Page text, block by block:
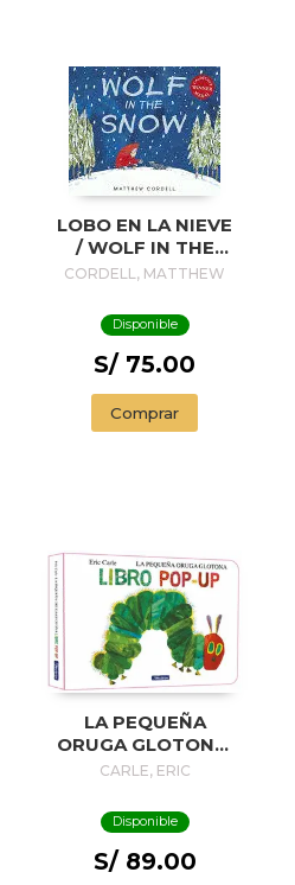
LOBO EN LA NIEVE
/ WOLF IN THE
SNOW
CORDELL, MATTHEW
Disponible
S/ 75.00
Comprar
LA PEQUEÑA
ORUGA GLOTONA.
EL LIBRO POP-UP
CARLE)
CARLE, ERIC
Disponible
S/ 89.00